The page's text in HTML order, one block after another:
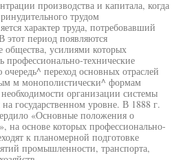
производства и капитала, когда
трудом
характер труда, потребовавший
этот период появляются
общества, усилиями которых
профессионально-технические
переход основных отраслей
м монополистически^ формам
организации системы
государственном уровне. В 1888 г.
«Основные положения о
основе которых профессионально-
к планомерной подготовке
промышленности, транспорта,